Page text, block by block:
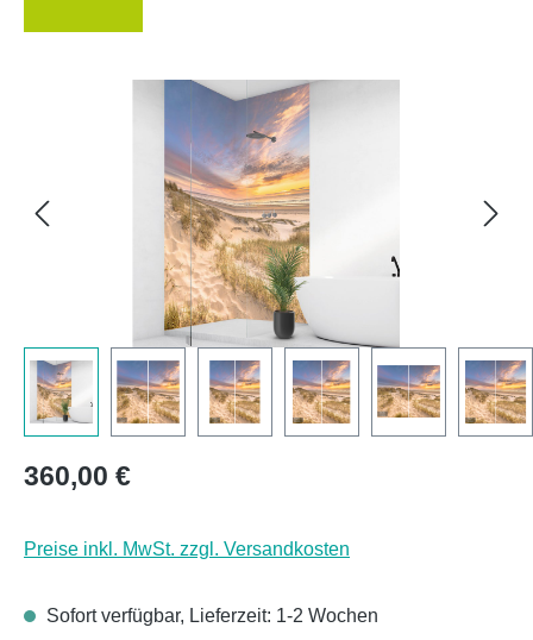
Regulärer Preis:
360,00 €
Preise inkl. MwSt. zzgl. Versandkosten
Sofort verfügbar, Lieferzeit: 1-2 Wochen